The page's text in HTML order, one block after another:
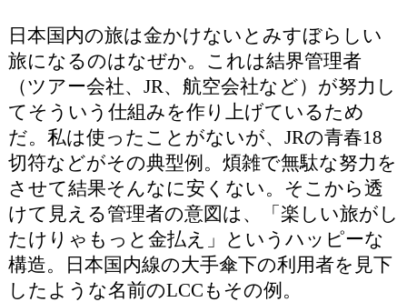
日本国内の旅は金かけないとみすぼらしい
旅になるのはなぜか。これは結界管理者
（ツアー会社、JR、航空会社など）が努力し
てそういう仕組みを作り上げているため
だ。私は使ったことがないが、JRの青春18
切符などがその典型例。煩雑で無駄な努力を
させて結果そんなに安くない。そこから透
けて見える管理者の意図は、「楽しい旅がし
たけりゃもっと金払え」というハッピーな
構造。日本国内線の大手傘下の利用者を見下
したような名前のLCCもその例。